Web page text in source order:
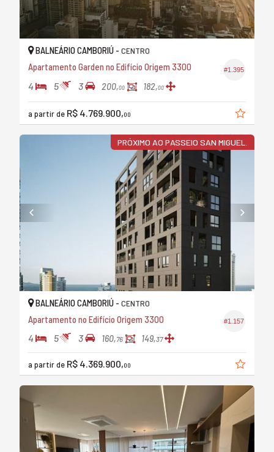
#1.395
BALNEÁRIO CAMBORIÚ - CENTRO
Apartamento Garden no Edifício Origem 3300
4 5 3 200,00 182,00
a partir de R$ 4.769.900,00
PRÓXIMO AO PASSEIO SAN MIGUEL.
#1.157
BALNEÁRIO CAMBORIÚ - CENTRO
Apartamento no Edifício Origem 3300
4 5 3 160,76 149,37
a partir de R$ 4.369.900,00